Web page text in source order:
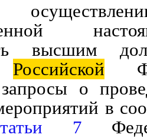
высшим
Российской
о
в
7